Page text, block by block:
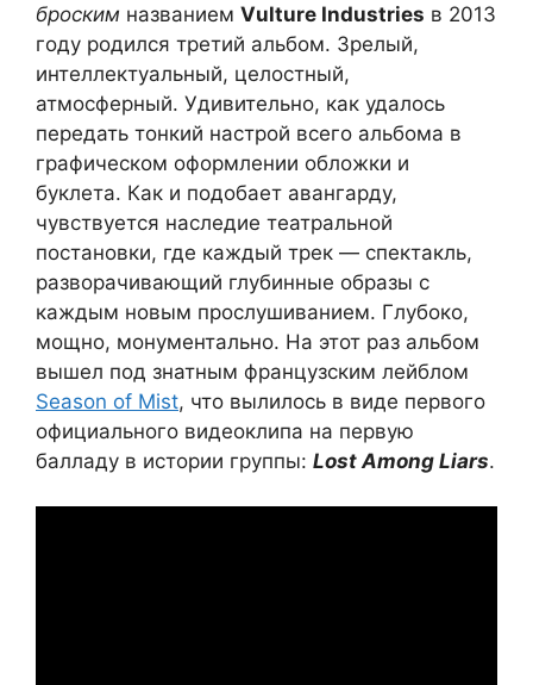
броским названием Vulture Industries в 2013
году родился третий альбом. Зрелый,
интеллектуальный, целостный,
атмосферный. Удивительно, как удалось
передать тонкий настрой всего альбома в
графическом оформлении обложки и
буклета. Как и подобает авангарду,
чувствуется наследие театральной
постановки, где каждый трек — спектакль,
разворачивающий глубинные образы с
каждым новым прослушиванием. Глубоко,
мощно, монументально. На этот раз альбом
вышел под знатным французским лейблом
Season of Mist, что вылилось в виде первого
официального видеоклипа на первую
балладу в истории группы: Lost Among Liars.